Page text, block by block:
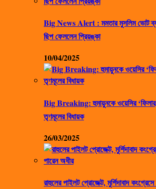
Big News Alert : মমতার মুসলিম ভোট
ছিপ ফেললেন প্রিয়ঙ্কা
10/04/2025
Big Breaking: হুমায়ুনকে ওয়েসির
তৃণমূলের বিধায়ক
26/03/2025
রাহুলের পাইলট প্রোজেক্ট, মুর্শিদাবাদ